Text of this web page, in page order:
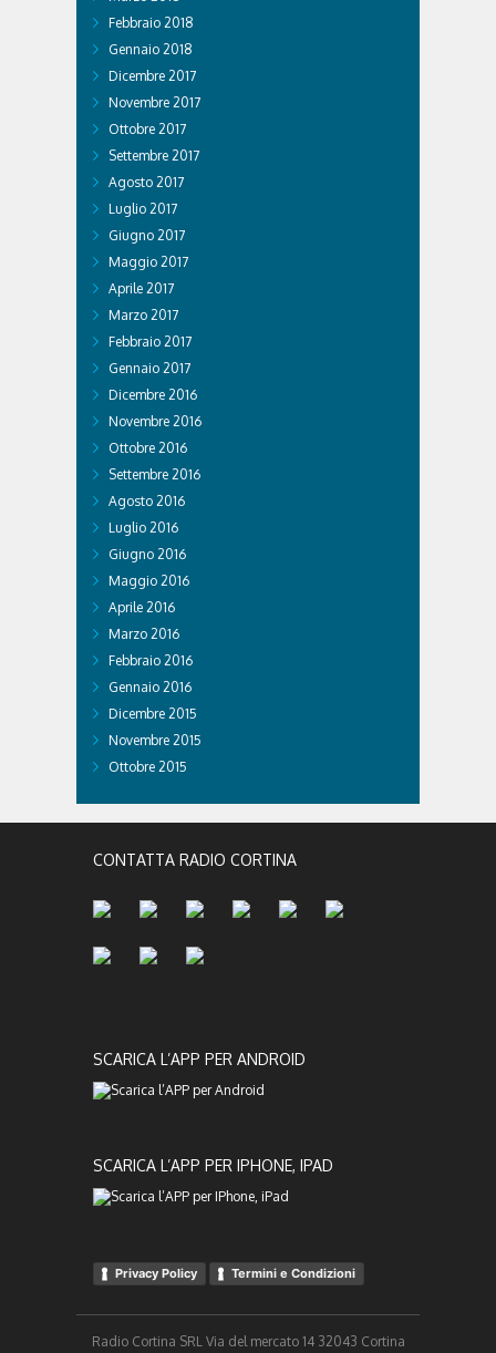
Febbraio 2018
Gennaio 2018
Dicembre 2017
Novembre 2017
Ottobre 2017
Settembre 2017
Agosto 2017
Luglio 2017
Giugno 2017
Maggio 2017
Aprile 2017
Marzo 2017
Febbraio 2017
Gennaio 2017
Dicembre 2016
Novembre 2016
Ottobre 2016
Settembre 2016
Agosto 2016
Luglio 2016
Giugno 2016
Maggio 2016
Aprile 2016
Marzo 2016
Febbraio 2016
Gennaio 2016
Dicembre 2015
Novembre 2015
Ottobre 2015
CONTATTA RADIO CORTINA
SCARICA L’APP PER ANDROID
SCARICA L’APP PER IPHONE, IPAD
Privacy Policy Termini e Condizioni
Radio Cortina SRL Via del mercato 14 32043 Cortina